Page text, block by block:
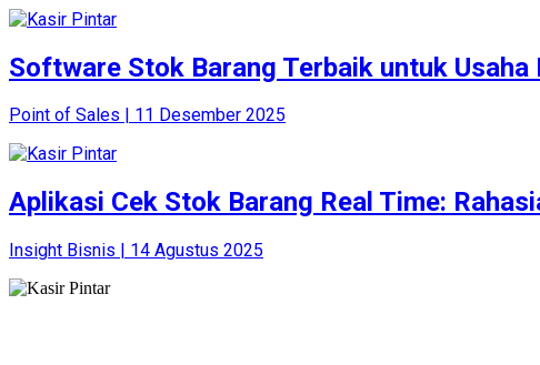
Software Stok Barang Terbaik untuk Usaha
Point of Sales | 11 Desember 2025
Aplikasi Cek Stok Barang Real Time:
Insight Bisnis | 14 Agustus 2025